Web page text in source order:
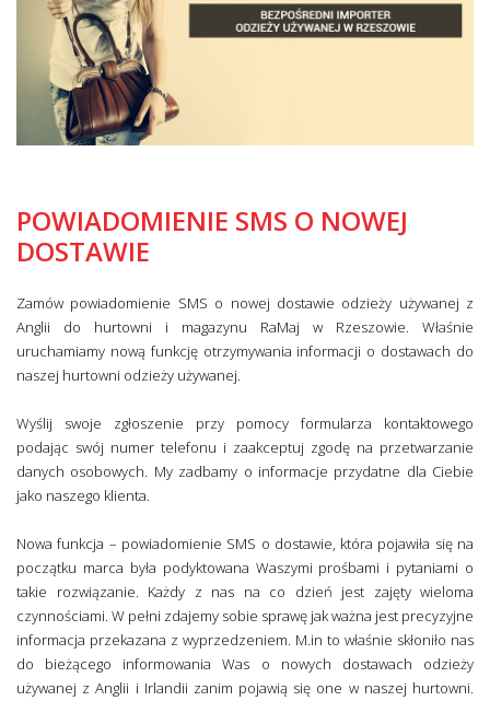
POWIADOMIENIE SMS O NOWEJ
DOSTAWIE
Zamów powiadomienie SMS o nowej dostawie odzieży używanej z
Anglii do hurtowni i magazynu RaMaj w Rzeszowie. Właśnie
uruchamiamy nową funkcję otrzymywania informacji o dostawach do
naszej hurtowni odzieży używanej.
Wyślij swoje zgłoszenie przy pomocy formularza kontaktowego
podając swój numer telefonu i zaakceptuj zgodę na przetwarzanie
danych osobowych. My zadbamy o informacje przydatne dla Ciebie
jako naszego klienta.
Nowa funkcja – powiadomienie SMS o dostawie, która pojawiła się na
początku marca była podyktowana Waszymi prośbami i pytaniami o
takie rozwiązanie. Każdy z nas na co dzień jest zajęty wieloma
czynnościami. W pełni zdajemy sobie sprawę jak ważna jest precyzyjne
informacja przekazana z wyprzedzeniem. M.in to właśnie skłoniło nas
do bieżącego informowania Was o nowych dostawach odzieży
używanej z Anglii i Irlandii zanim pojawią się one w naszej hurtowni.